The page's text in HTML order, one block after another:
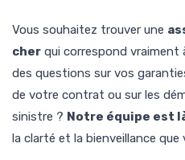
Vous souhaitez trouver une
cher qui correspond vraiment
des questions sur vos
de votre contrat ou sur les
sinistre ? Notre équipe est
la clarté et la bienveillance que